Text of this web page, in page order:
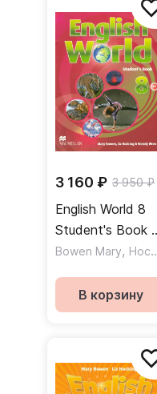
3 160 ₽ 3 950 ₽
English World 8
Student's Book /
Учебник
Bowen Mary, Hocking Liz
В корзину